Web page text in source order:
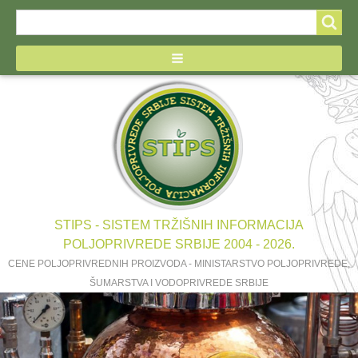
Search
form
STIPS - SISTEM TRŽIŠNIH INFORMACIJA
POLJOPRIVREDE SRBIJE 2004 - 2026.
CENE POLJOPRIVREDNIH PROIZVODA - MINISTARSTVO POLJOPRIVREDE,
ŠUMARSTVA I VODOPRIVREDE SRBIJE